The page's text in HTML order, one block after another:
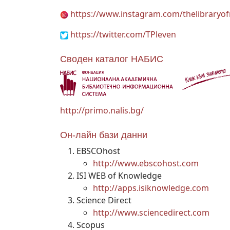
https://www.instagram.com/
https://twitter.com/TPleven
Своден каталог НАБИС
http://primo.nalis.bg/
Он-лайн бази данни
EBSCOhost
http://www.ebscohost.com
ISI WEB of Knowledge
http://apps.isiknowledge.com
Science Direct
http://www.sciencedirect.com
Scopus